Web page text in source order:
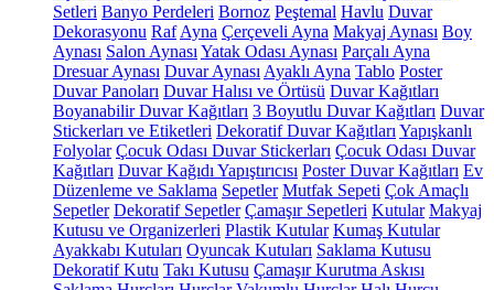
Setleri Banyo Perdeleri Bornoz Peştemal Havlu Duvar
Dekorasyonu Raf Ayna Çerçeveli Ayna Makyaj Aynası Boy
Aynası Salon Aynası Yatak Odası Aynası Parçalı Ayna
Dresuar Aynası Duvar Aynası Ayaklı Ayna Tablo Poster
Duvar Panoları Duvar Halısı ve Örtüsü Duvar Kağıtları
Boyanabilir Duvar Kağıtları 3 Boyutlu Duvar Kağıtları Duvar
Stickerları ve Etiketleri Dekoratif Duvar Kağıtları Yapışkanlı
Folyolar Çocuk Odası Duvar Stickerları Çocuk Odası Duvar
Kağıtları Duvar Kağıdı Yapıştırıcısı Poster Duvar Kağıtları Ev
Düzenleme ve Saklama Sepetler Mutfak Sepeti Çok Amaçlı
Sepetler Dekoratif Sepetler Çamaşır Sepetleri Kutular Makyaj
Kutusu ve Organizerleri Plastik Kutular Kumaş Kutular
Ayakkabı Kutuları Oyuncak Kutuları Saklama Kutusu
Dekoratif Kutu Takı Kutusu Çamaşır Kurutma Askısı